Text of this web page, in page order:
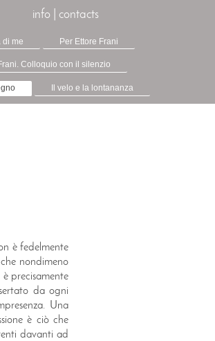
info | contacts
di me Per Ettore Frani
Colloquio con il silenzio
Il velo e la lontananza
è fedelmente
nondimeno
precisamente
da ogni
Una
è ciò che
davanti ad